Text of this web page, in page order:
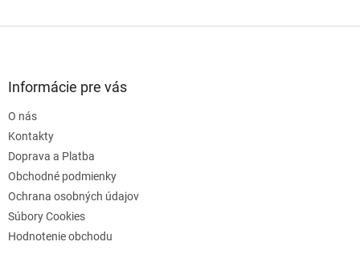
Informácie pre vás
O nás
Kontakty
Doprava a Platba
Obchodné podmienky
Ochrana osobných údajov
Súbory Cookies
Hodnotenie obchodu